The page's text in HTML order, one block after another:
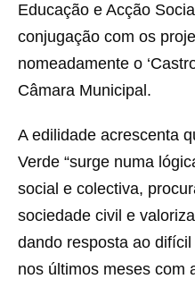
Educação e Acção
conjugação com os
nomeadamente o
Câmara Municipal.
A edilidade acrescenta
Verde “surge numa
social e colectiva,
sociedade civil e
dando resposta ao
nos últimos meses com